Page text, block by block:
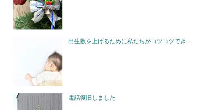
出生数を上げるために私たちがコツコツでき...
電話復旧しました